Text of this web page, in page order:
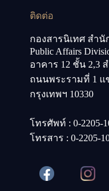
ติดต่อ
กองสารนิเทศ สำ
Public Affairs
อาคาร 12 ชั้น 2,3
ถนนพระรามที่ 1
กรุงเทพฯ 10330
โทรศัพท์ : 0-2205-
โทรสาร : 0-2205-